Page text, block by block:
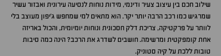
שילוב חכם בין עיצוב צעיר ודינמי, מידות נוחות לנסיעה עירונית ואבזור עשיר
שמרגיש כמו רכב הרבה יותר יקר. הוא מתאים למי שמחפש ג'יפון מעוצב בלי
לוותר על פרקטיקה, צריכת דלק חסכונית ונוחות יומיומית, והכול באריזה
אחת קומפקטית ומרשימה. חושבים לשדרג את הרכב? הינה כמה סיבות
טובות ללכת על קיה סטוניק.